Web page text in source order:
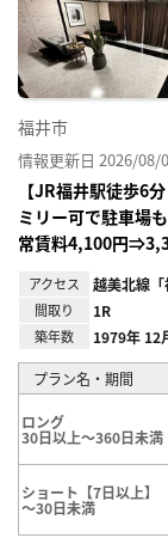
福井市
情報更新日 2026/08/
【JR福井駅徒歩6
ミリー可で駐車場
常賃料4,100円
アクセス 越美北線
間取り 1R
築年数 1979年 12
プラン名・期間
ロング
30日以上～360日未満
ショート【7日以上】
～30日未満